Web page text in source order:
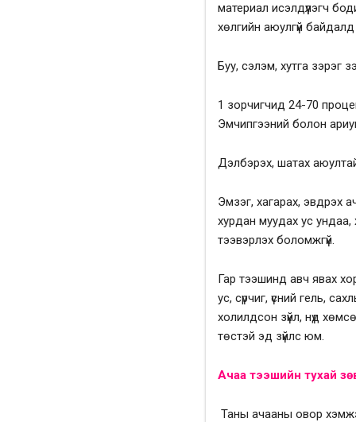
материал исэлдүүлэгч
хөлгийн аюулгүй
Буу, сэлэм, хутга зэрэг
1 зорчигчид 24-70
Эмчипгээний болон
Дэлбэрэх, шатах аюултай
Эмзэг, хагарах, эвдрэх
хурдан муудах ус ундаа,
тээвэрлэх боломжгүй.
Гар тээшинд авч явах
ус, сүрчиг, үсний гель,
холилдсон зүйл, нүд
төстэй эд зүйлс юм.
Ачаа тээшийн тухай
Таны ачааны овор